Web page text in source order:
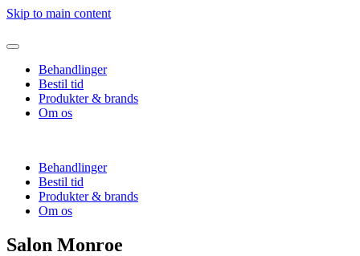
Skip to main content
Behandlinger
Bestil tid
Produkter & brands
Om os
Behandlinger
Bestil tid
Produkter & brands
Om os
Salon Monroe